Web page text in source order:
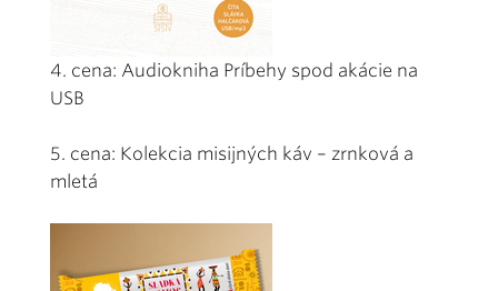
4. cena: Audiokniha Príbehy spod akácie na
USB
5. cena: Kolekcia misijných káv – zrnková a
mletá